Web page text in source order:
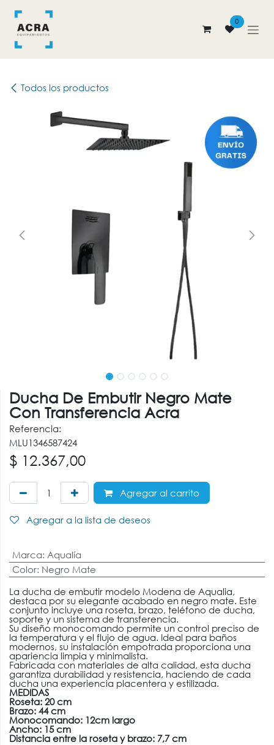
0
Todos los productos
Ducha De Embutir Negro Mate
Con Transferencia Acra
Referencia:
MLU1346587424
$ 12.367,00
Agregar al carrito
Agregar a la lista de deseos
Marca: Aqualía
Color: Negro Mate
La ducha de embutir modelo Modena de Aqualia,
destaca por su elegante acabado en negro mate. Este
conjunto incluye una roseta, brazo, teléfono de ducha,
soporte y un sistema de transferencia.
Su diseño monocomando permite un control preciso de
la temperatura y el flujo de agua. Ideal para baños
modernos, su instalación empotrada proporciona una
apariencia limpia y minimalista.
Fabricada con materiales de alta calidad, esta ducha
garantiza durabilidad y resistencia, haciendo de cada
ducha una experiencia placentera y estilizada.
MEDIDAS
Roseta: 20 cm
Brazo: 44 cm
Monocomando: 12cm largo
Ancho: 15 cm
Distancia entre la roseta y brazo: 7,7 cm